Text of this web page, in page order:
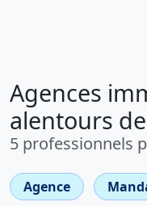
Agences
alentours
5 professionnels
Agence